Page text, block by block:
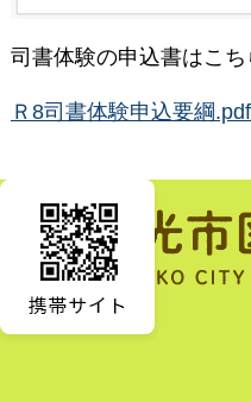
司書体験の申込書はこ
Ｒ8司書体験申込要綱